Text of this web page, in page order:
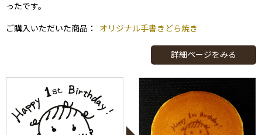
ったです。
ご購入いただいた商品： オリジナル手書きどら焼き
詳細ページをみる